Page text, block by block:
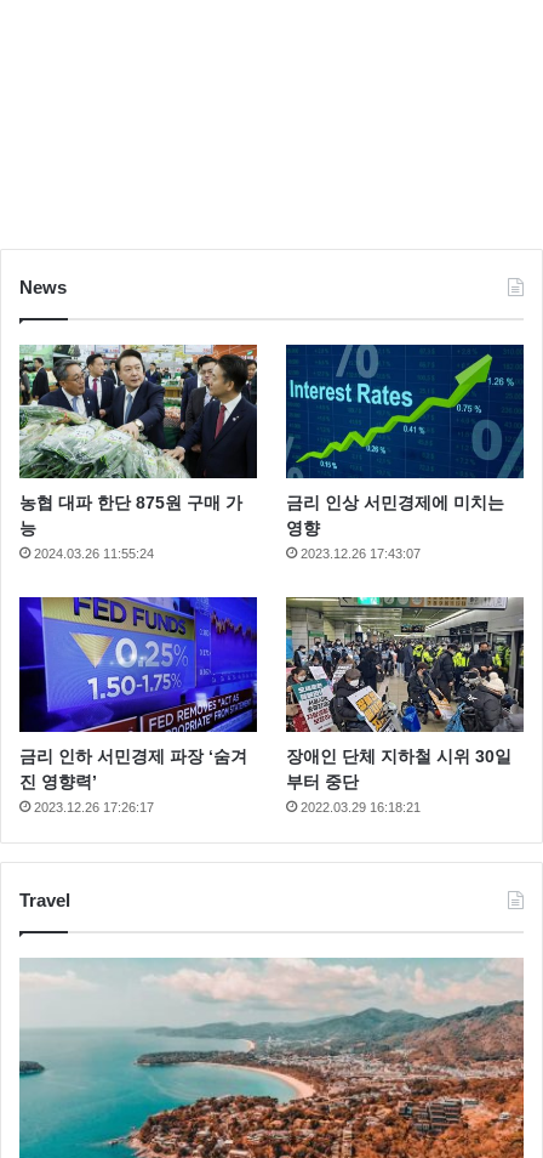
▲ 신보라 복면가왕 음악대장 은 신이 만든 성대 다 감탄!!
News
농협 대파 한단 875원 구매 가
능
2024.03.26 11:55:24
금리 인상 서민경제에 미치는
영향
2023.12.26 17:43:07
금리 인하 서민경제 파장 ‘숨겨
진 영향력’
2023.12.26 17:26:17
장애인 단체 지하철 시위 30일
부터 중단
2022.03.29 16:18:21
Travel